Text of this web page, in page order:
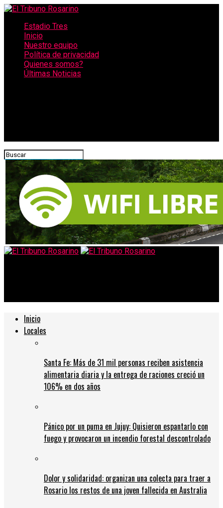
Estadio Tres
Inicio
Nuestro equipo
Política de privacidad
Quienes somos?
Últimas Noticias
Inicio
Locales
Santa Fe: Más de 31 mil personas reciben asistencia
alimentaria diaria y la entrega de raciones creció un
106% en dos años
Pánico por un puma en Jujuy: Quisieron espantarlo con
fuego y provocaron un incendio forestal descontrolado
Dolor y solidaridad: organizan una colecta para traer a
Rosario los restos de una joven fallecida en Australia